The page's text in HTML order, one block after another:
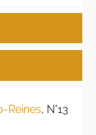
Reines, N°13